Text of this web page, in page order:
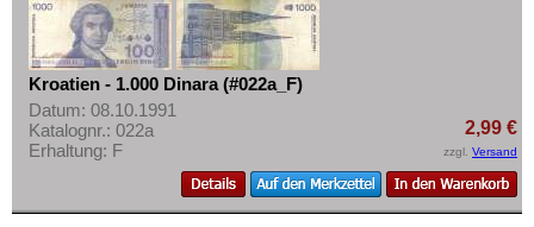
Polen
Portugal
Rumänien
Russland
San Marino
Preislisten
Ankauf
Erhaltungsgrade
Gratisbanknoten
FAQ
Mehr über...
Kroatien - 1.000 Dinara (#022a_F)
Datum: 08.10.1991
Katalognr.: 022a
Erhaltung: F
2,99 €
zzgl. Versand